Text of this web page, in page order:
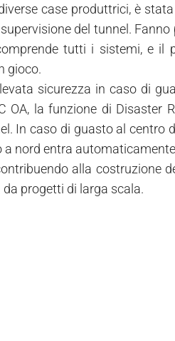
case produttrici, è
del tunnel.
tutti i sistemi, e il
gioco.
sicurezza in caso di
la funzione di Disaster
In caso di guasto al centro
nord entra
alla costruzione
progetti di larga scala.